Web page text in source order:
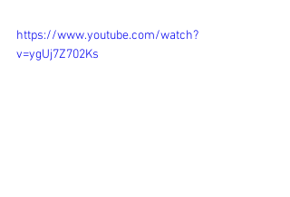
https://www.youtube.com/watch?
v=ygUj7Z702Ks